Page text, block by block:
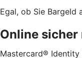
Egal, ob Sie Bargeld
Online
Mastercard® Identity